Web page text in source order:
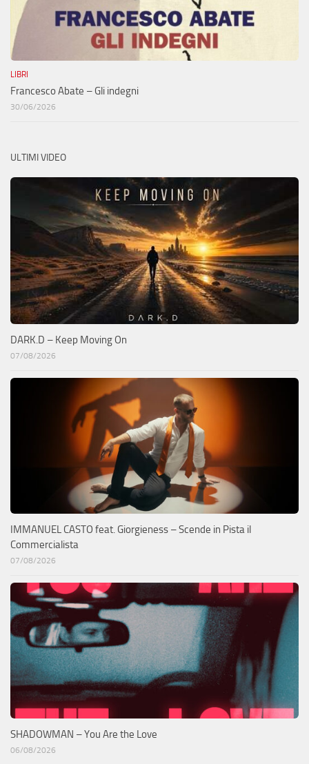
LIBRI
Francesco Abate – Gli indegni
30/06/2026
ULTIMI VIDEO
DARK.D – Keep Moving On
07/08/2026
IMMANUEL CASTO feat. Giorgieness – Scende in Pista il
Commercialista
07/08/2026
SHADOWMAN – You Are the Love
06/08/2026